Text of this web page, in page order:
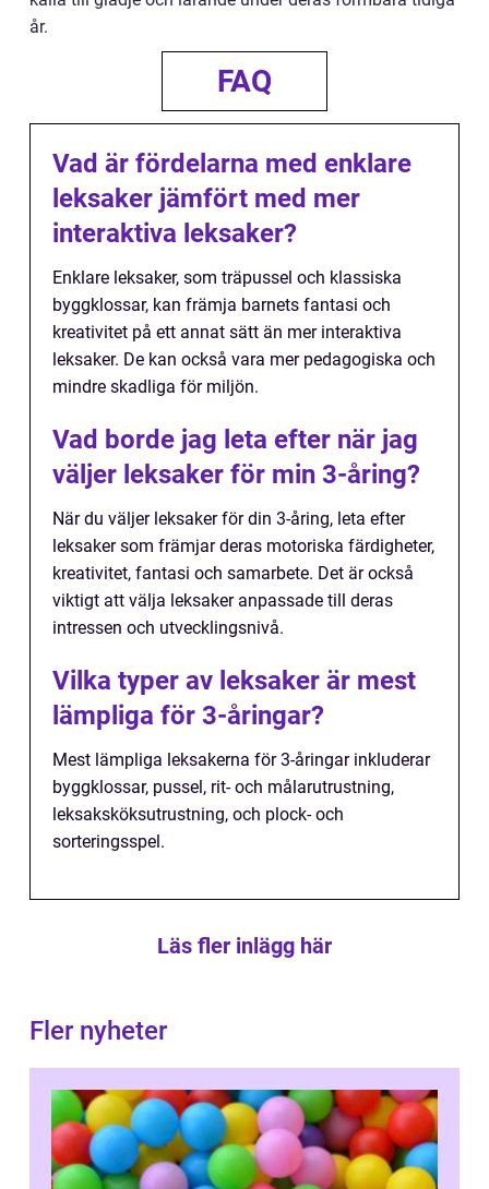
år.
FAQ
Vad är fördelarna med enklare
leksaker jämfört med mer
interaktiva leksaker?
Enklare leksaker, som träpussel och klassiska
byggklossar, kan främja barnets fantasi och
kreativitet på ett annat sätt än mer interaktiva
leksaker. De kan också vara mer pedagogiska och
mindre skadliga för miljön.
Vad borde jag leta efter när jag
väljer leksaker för min 3-åring?
När du väljer leksaker för din 3-åring, leta efter
leksaker som främjar deras motoriska färdigheter,
kreativitet, fantasi och samarbete. Det är också
viktigt att välja leksaker anpassade till deras
intressen och utvecklingsnivå.
Vilka typer av leksaker är mest
lämpliga för 3-åringar?
Mest lämpliga leksakerna för 3-åringar inkluderar
byggklossar, pussel, rit- och målarutrustning,
leksaksköksutrustning, och plock- och
sorteringsspel.
Läs fler inlägg här
Fler nyheter